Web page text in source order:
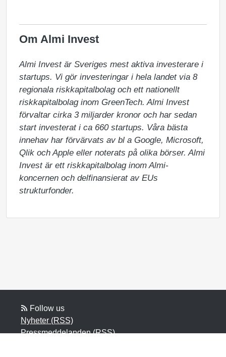
Om Almi Invest
Almi Invest är Sveriges mest aktiva investerare i
startups. Vi gör investeringar i hela landet via 8
regionala riskkapitalbolag och ett nationellt
riskkapitalbolag inom GreenTech. Almi Invest
förvaltar cirka 3 miljarder kronor och har sedan
start investerat i ca 660 startups. Våra bästa
innehav har förvärvats av bl a Google, Microsoft,
Qlik och Apple eller noterats på olika börser. Almi
Invest är ett riskkapitalbolag inom Almi-
koncernen och delfinansierat av EUs
strukturfonder.
Follow us
Nyheter (RSS)
Pressmeddelanden (RSS)